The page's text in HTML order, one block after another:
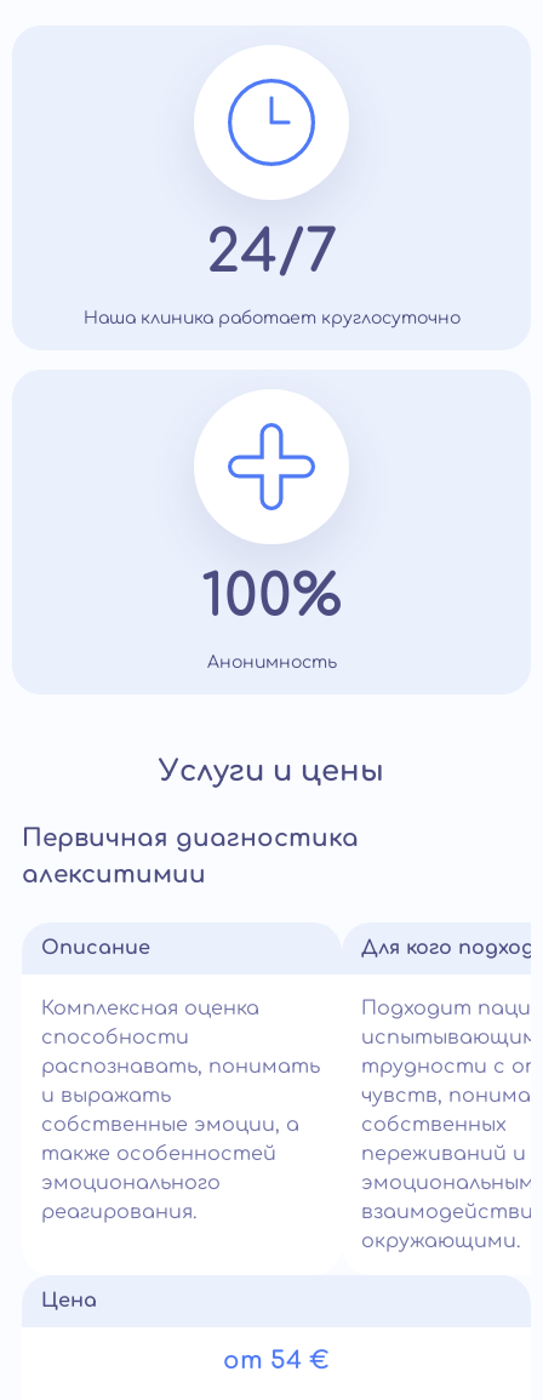
24/7
Наша клиника работает круглосуточно
100%
Анонимность
Услуги и цены
Первичная диагностика
алекситимии
Описание
Комплексная оценка
способности
распознавать, понимать
и выражать
собственные эмоции, а
также особенностей
эмоционального
реагирования.
Для кого
Подходит
испытывающим
трудности с
чувств,
собственных
переживаний и
эмоциональным
окружающими.
Цена
от 54 €